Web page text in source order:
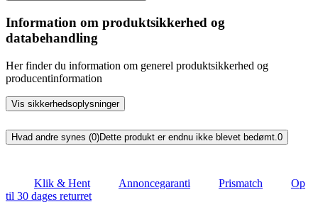
Information om produktsikkerhed og
databehandling
Her finder du information om generel produktsikkerhed og
producentinformation
Vis sikkerhedsoplysninger
Hvad andre synes (0)Dette produkt er endnu ikke blevet bedømt. 0
Klik & Hent Annoncegaranti Prismatch
Op
til 30 dages returret